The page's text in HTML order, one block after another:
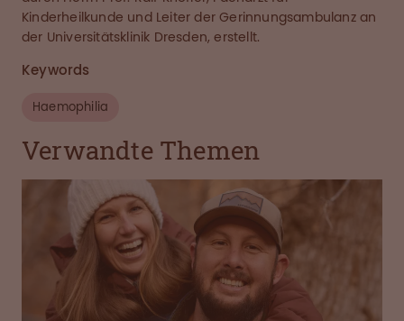
Kinderheilkunde und Leiter der Gerinnungsambulanz an
der Universitätsklinik Dresden, erstellt.
Keywords
Haemophilia
Verwandte Themen